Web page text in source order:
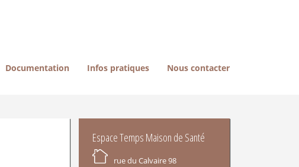
Documentation Infos pratiques Nous contacter
Espace Temps Maison de Santé
rue du Calvaire 98